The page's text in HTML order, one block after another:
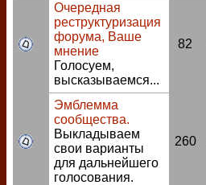
Очередная
реструктуризация
форума, Ваше
мнение
Голосуем,
высказываемся...
82
Эмблемма
сообщества.
Выкладываем
свои варианты
для дальнейшего
голосования.
260